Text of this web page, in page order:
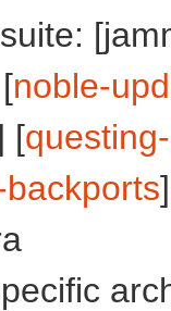
noble-
[